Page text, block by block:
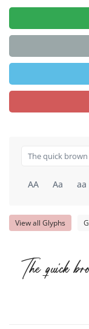
AA Aa aa
View all Glyphs
The quick